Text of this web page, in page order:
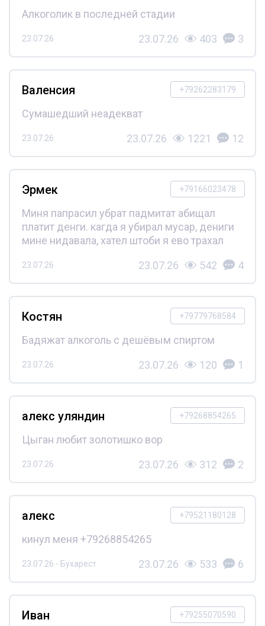
Алкоголик в последней стадии
23.07.26 23.07.26 403 3
+79262283179
Валенсия
Сумашедший неадекват
23.07.26 23.07.26 1221 12
+79166023478
Эрмек
Миня папрасил убрат падмитат абищал
платит денги. кагда я убирал мусар, дениги
мине нидавала, хател штоби я ево трахал
23.07.26 23.07.26 542 4
+79779768584
Костян
Бадяжат алкоголь с дешёвым спиртом
23.07.26 23.07.26 120 1
+79268854265
алекс уляндин
Цыган любит золотишко вор
23.07.26 23.07.26 312 2
+79521180128
алекс
кинул меня +79268854265
23.07.26 - Бухарест 23.07.26 533 6
+79255070590
Иван